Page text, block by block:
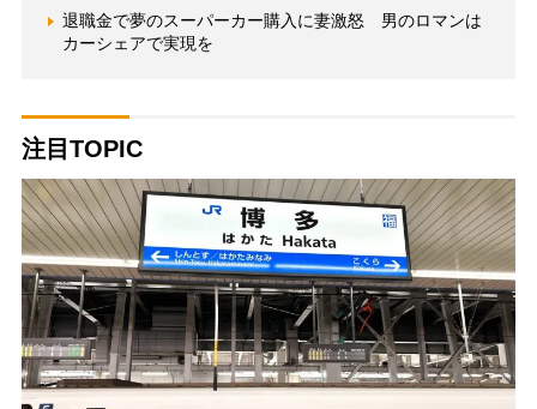
退職金で夢のスーパーカー購入に妻激怒 男のロマンは
カーシェアで実現を
注目TOPIC